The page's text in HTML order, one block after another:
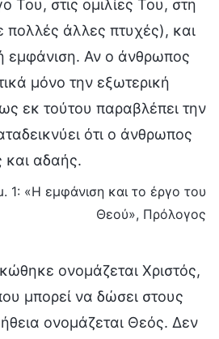
Του, στις ομιλίες Του, στη
πολλές άλλες πτυχές), και
εμφάνιση. Αν ο άνθρωπος
μόνο την εξωτερική
εκ τούτου παραβλέπει την
ότι ο άνθρωπος
και αδαής.
1: «Η εμφάνιση και το έργο του
Θεού», Πρόλογος
ονομάζεται Χριστός,
μπορεί να δώσει στους
ονομάζεται Θεός. Δεν